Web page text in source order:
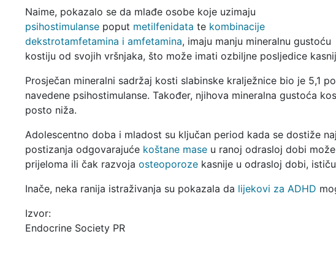
Naime, pokazalo se da mlađe osobe koje uzimaju
psihostimulansepoput metilfenidata te kombinacije
dekstrotamfetamina i amfetamina, imaju manju mineralnu gustoću
kostiju od svojih vršnjaka, što može imati ozbiljne posljedice
Prosječan mineralni sadržaj kosti slabinske kralježnice bio je 5,1
navedene psihostimulanse. Također, njihova mineralna gustoća
posto niža.
Adolescentno doba i mladost su ključan period kada se dostiže
postizanja odgovarajuće koštane maseu ranoj odrasloj dobi
prijeloma ili čak razvoja osteoporozekasnije u odrasloj dobi,
Inače, neka ranija istraživanja su pokazala da lijekovi za ADHD
Izvor:
Endocrine Society PR